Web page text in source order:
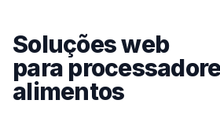
Soluções web
para
alimentos